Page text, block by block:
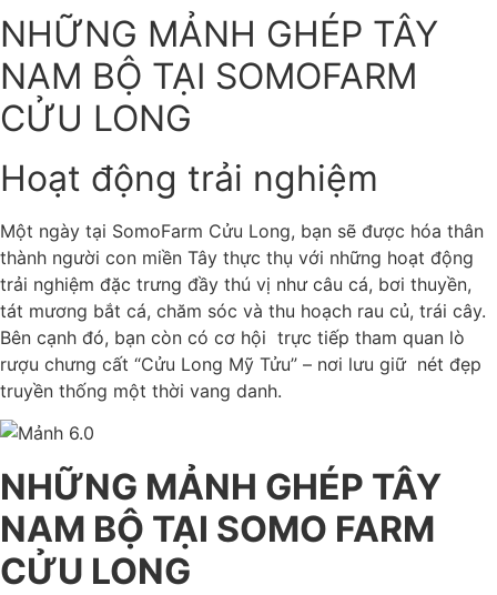
NHỮNG MẢNH GHÉP TÂY
NAM BỘ TẠI SOMOFARM
CỬU LONG
Hoạt động trải nghiệm
Một ngày tại SomoFarm Cửu Long, bạn sẽ được hóa thân
thành người con miền Tây thực thụ với những hoạt động
trải nghiệm đặc trưng đầy thú vị như câu cá, bơi thuyền,
tát mương bắt cá, chăm sóc và thu hoạch rau củ, trái cây.
Bên cạnh đó, bạn còn có cơ hội trực tiếp tham quan lò
rượu chưng cất “Cửu Long Mỹ Tửu” – nơi lưu giữ nét đẹp
truyền thống một thời vang danh.
NHỮNG MẢNH GHÉP TÂY
NAM BỘ TẠI SOMO FARM
CỬU LONG